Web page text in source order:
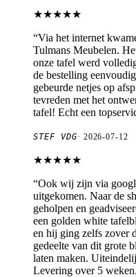
★★★★★
“Via het internet
Tulmans Meubelen.
onze tafel werd
de bestelling
gebeurde netjes op
tevreden met het
tafel! Echt een
STEF VDG· 2026-07-12
★★★★★
“Ook wij zijn via
uitgekomen. Naar de
geholpen en
een golden white
en hij ging zelfs zover
gedeelte van dit grote
laten maken.
Levering over 5